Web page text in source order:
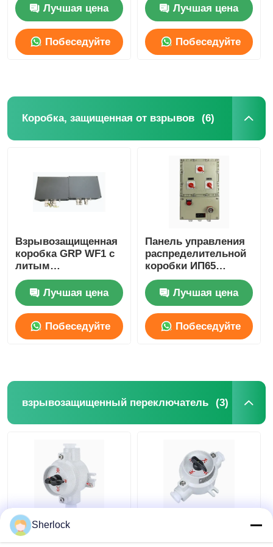
Лучшая цена
Побеседуйте
SFT
Лучшая цена
Побеседуйте
Коробка, защищенная от взрывов (6)
Взрывозащищенная
коробка GRP WF1 с
литым
алюминиевым
корпусом IP65
Лучшая цена
Побеседуйте
Панель управления
распределительной
коробки ИП65
взрывозащищенная
коррозионностойкая
Лучшая цена
Побеседуйте
взрывозащищенный переключатель (3)
Сплавленный
алюминиевый
Sherlock